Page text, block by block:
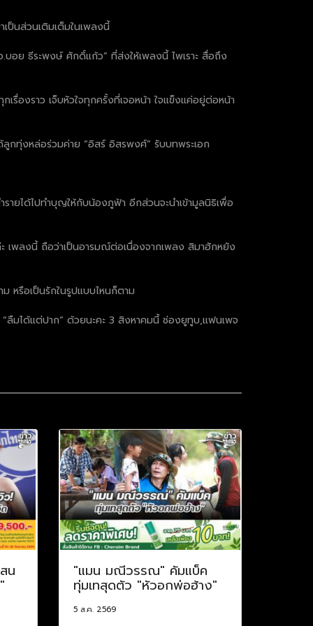
ป็นส่วนเติมเต็มในเพลงนี้
อย ธีระพงษ์ ศักดิ์แก้ว” ที่ส่งให้เพลงนี้ ไพเราะ สื่อถึง
รื่องราว เจ็บหัวใจทุกครั้งที่เจอหน้า ใจแข็งแค่อยู่ต่อหน้า
กทุ่งหล่อร่วมค่าย “อิสร์ อิสรพงศ์” รับบทพระเอก
ายได้ไปทำบุญให้กับน้องภูฟ้า อีกส่วนจะนำเข้ามูลนิธิเพื่อ
เพลงนี้ ถือว่าเป็นอารมณ์ต่อเนื่องจากเพลง สิมาฮักหยัง
หรือเป็นรักในรูปแบบไหนก็ตาม
“ลืมได้แต่ปาก” ด้วยนะคะ 3 สิงหาคมนี้ ช่องยูทูบ,แฟนเพจ
น "แมน มณีวรรณ" คัมแบ็ค
ทุ่มเทสุดตัว "หัวอกพ่อฮ้าง"
5 ส.ค. 2569